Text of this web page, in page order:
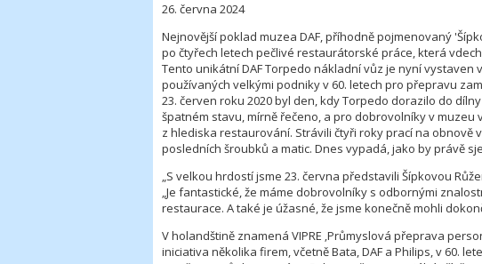
26. června 2024
Nejnovější poklad muzea DAF, příhodně pojmenovaný
po čtyřech letech pečlivé restaurátorské práce, která
Tento unikátní DAF Torpedo nákladní vůz je nyní vystaven
používaných velkými podniky v 60. letech pro přepravu
23. červen roku 2020 byl den, kdy Torpedo dorazilo do
špatném stavu, mírně řečeno, a pro dobrovolníky v
z hlediska restaurování. Strávili čtyři roky prací na obnově
posledních šroubků a matic. Dnes vypadá, jako by právě
„S velkou hrdostí jsme 23. června představili Šípkovou
„Je fantastické, že máme dobrovolníky s odbornými
restaurace. A také je úžasné, že jsme konečně mohli
V holandštině znamená VIPRE ‚Průmyslová přeprava
iniciativa několika firem, včetně Bata, DAF a Philips, v 60.